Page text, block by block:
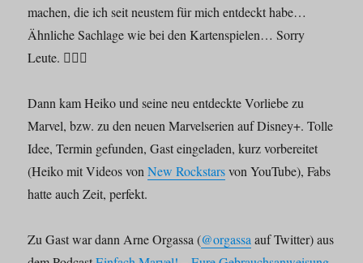
machen, die ich seit neustem für mich entdeckt habe…
Ähnliche Sachlage wie bei den Kartenspielen… Sorry
Leute. 🙇🏻‍♂️
Dann kam Heiko und seine neu entdeckte Vorliebe zu
Marvel, bzw. zu den neuen Marvelserien auf Disney+. Tolle
Idee, Termin gefunden, Gast eingeladen, kurz vorbereitet
(Heiko mit Videos vonNew Rockstarsvon YouTube), Fabs
hatte auch Zeit, perfekt.
Zu Gast war dann Arne Orgassa (@orgassa auf Twitter) aus